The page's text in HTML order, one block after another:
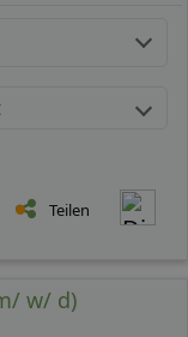
Teilen
w/ d)